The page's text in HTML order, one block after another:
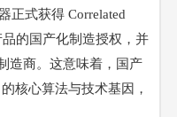
正式获得 Correlated
的国产化制造授权，并
造商。这意味着，国产
核心算法与技术基因，